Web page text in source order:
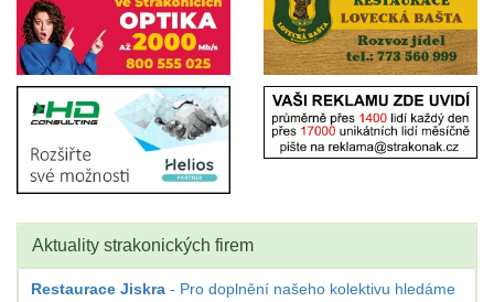
Aktuality strakonických firem
Restaurace Jiskra - Pro doplnění našeho kolektivu hledáme